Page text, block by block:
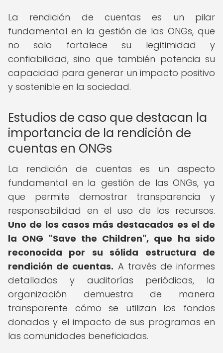
La rendición de cuentas es un pilar
fundamental en la gestión de las ONGs, que
no solo fortalece su legitimidad y
confiabilidad, sino que también potencia su
capacidad para generar un impacto positivo
y sostenible en la sociedad.
Estudios de caso que destacan la
importancia de la rendición de
cuentas en ONGs
La rendición de cuentas es un aspecto
fundamental en la gestión de las ONGs, ya
que permite demostrar transparencia y
responsabilidad en el uso de los recursos.
Uno de los casos más destacados es el de
la ONG "Save the Children", que ha sido
reconocida por su sólida estructura de
rendición de cuentas. A través de informes
detallados y auditorías periódicas, la
organización demuestra de manera
transparente cómo se utilizan los fondos
donados y el impacto de sus programas en
las comunidades beneficiadas.